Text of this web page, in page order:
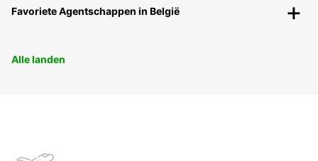
Favoriete Agentschappen in België
Alle landen